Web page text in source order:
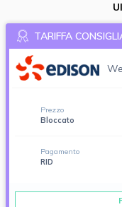
TARIFFA
Prezzo
Bloccato
Pagamento
RID